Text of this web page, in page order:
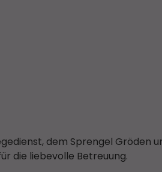
dem Sprengel Gröden
die liebevolle Betreuung.